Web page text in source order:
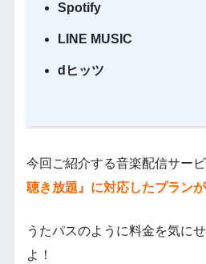
Spotify
LINE MUSIC
dヒッツ
今回ご紹介する音楽配信サー
聴き放題』に対応したプラン
うたパスのように料金を気に
よ！